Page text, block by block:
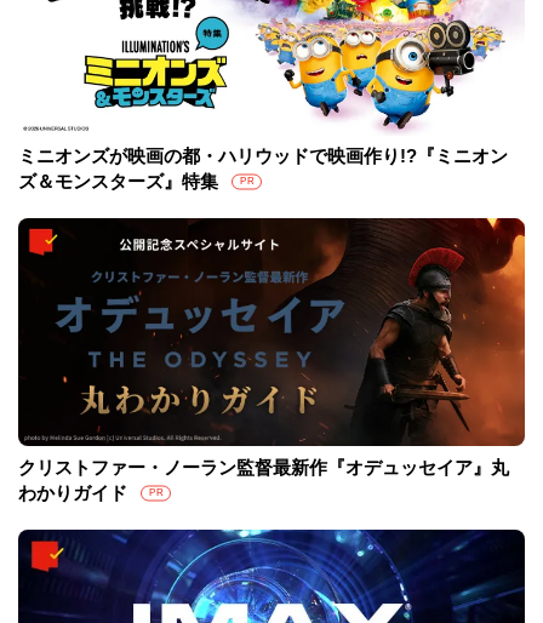
ミニオンズが映画の都・ハリウッドで映画作り!?『ミニオン
ズ＆モンスターズ』特集
PR
クリストファー・ノーラン監督最新作『オデュッセイア』丸
わかりガイド
PR